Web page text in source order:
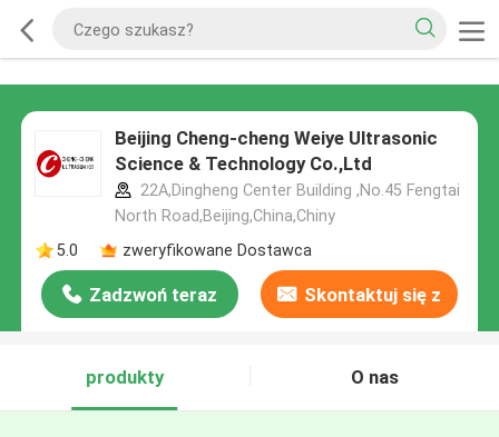
Beijing Cheng-cheng Weiye Ultrasonic
Science & Technology Co.,Ltd
22A,Dingheng Center Building ,No.45 Fengtai
North Road,Beijing,China,Chiny
5.0
zweryfikowane Dostawca
Zadzwoń teraz Skontaktuj się z
produkty
O nas